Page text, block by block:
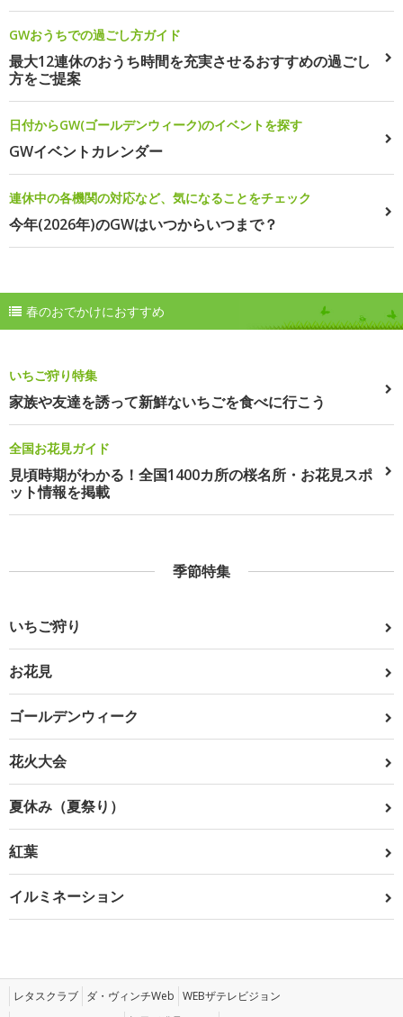
GWおうちでの過ごし方ガイド
最大12連休のおうち時間を充実させるおすすめの過ごし
方をご提案
日付からGW(ゴールデンウィーク)のイベントを探す
GWイベントカレンダー
連休中の各機関の対応など、気になることをチェック
今年(2026年)のGWはいつからいつまで？
春のおでかけにおすすめ
いちご狩り特集
家族や友達を誘って新鮮ないちごを食べに行こう
全国お花見ガイド
見頃時期がわかる！全国1400カ所の桜名所・お花見スポ
ット情報を掲載
季節特集
いちご狩り
お花見
ゴールデンウィーク
花火大会
夏休み（夏祭り）
紅葉
イルミネーション
レタスクラブ ダ・ヴィンチWeb WEBザテレビジョン